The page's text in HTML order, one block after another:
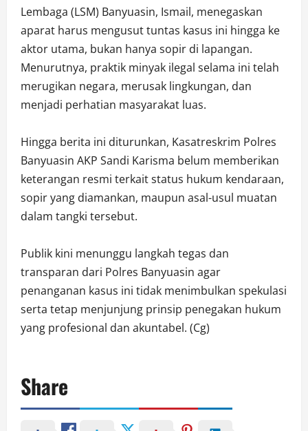
Lembaga (LSM) Banyuasin, Ismail, menegaskan
aparat harus mengusut tuntas kasus ini hingga ke
aktor utama, bukan hanya sopir di lapangan.
Menurutnya, praktik minyak ilegal selama ini telah
merugikan negara, merusak lingkungan, dan
menjadi perhatian masyarakat luas.
Hingga berita ini diturunkan, Kasatreskrim Polres
Banyuasin AKP Sandi Karisma belum memberikan
keterangan resmi terkait status hukum kendaraan,
sopir yang diamankan, maupun asal-usul muatan
dalam tangki tersebut.
Publik kini menunggu langkah tegas dan
transparan dari Polres Banyuasin agar
penanganan kasus ini tidak menimbulkan spekulasi
serta tetap menjunjung prinsip penegakan hukum
yang profesional dan akuntabel. (Cg)
Share